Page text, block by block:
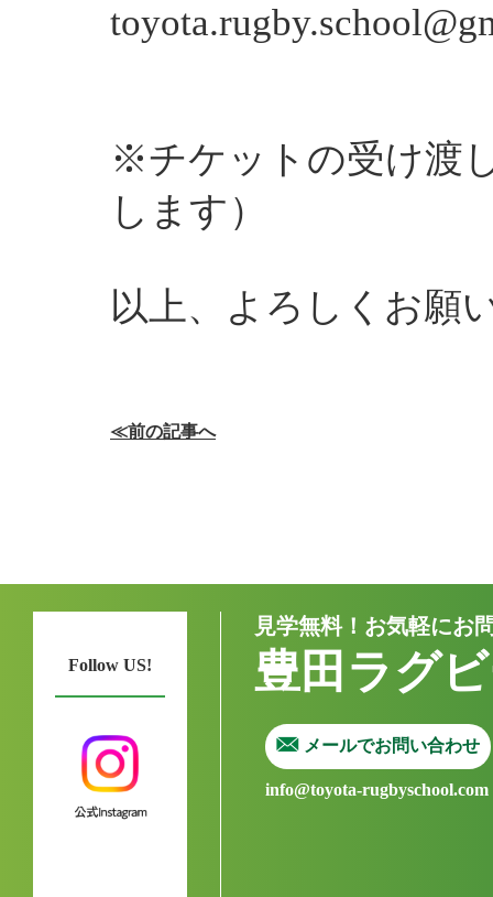
※チケットの受け渡
します）
以上、よろしくお願
≪前の記事へ
Follow US!
見学無料！お気軽にお
豊田ラグ
メールでお問い合わせ
info@toyota-rugbyschool.com